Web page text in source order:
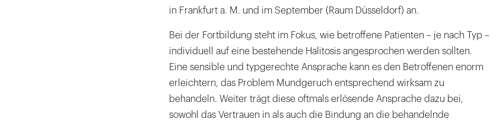
in Frankfurt a. M. und im September (Raum Düsseldorf) an.
Bei der Fortbildung steht im Fokus, wie betroffene Patienten – je nach Typ –
individuell auf eine bestehende Halitosis angesprochen werden sollten.
Eine sensible und typgerechte Ansprache kann es den Betroffenen enorm
erleichtern, das Problem Mundgeruch entsprechend wirksam zu
behandeln. Weiter trägt diese oftmals erlösende Ansprache dazu bei,
sowohl das Vertrauen in als auch die Bindung an die behandelnde